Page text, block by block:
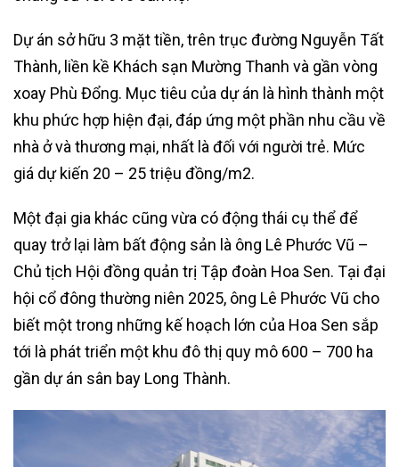
Dự án sở hữu 3 mặt tiền, trên trục đường Nguyễn Tất
Thành, liền kề Khách sạn Mường Thanh và gần vòng
xoay Phù Đổng. Mục tiêu của dự án là hình thành một
khu phức hợp hiện đại, đáp ứng một phần nhu cầu về
nhà ở và thương mại, nhất là đối với người trẻ. Mức
giá dự kiến 20 – 25 triệu đồng/m2.
Một đại gia khác cũng vừa có động thái cụ thể để
quay trở lại làm bất động sản là ông Lê Phước Vũ –
Chủ tịch Hội đồng quản trị Tập đoàn Hoa Sen. Tại đại
hội cổ đông thường niên 2025, ông Lê Phước Vũ cho
biết một trong những kế hoạch lớn của Hoa Sen sắp
tới là phát triển một khu đô thị quy mô 600 – 700 ha
gần dự án sân bay Long Thành.